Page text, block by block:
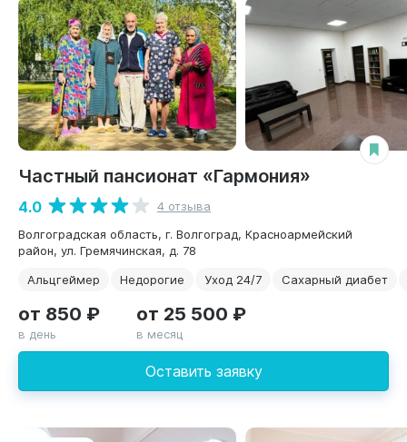
Частный пансионат «Гармония»
4.0
4 отзыва
Волгоградская область, г. Волгоград, Красноармейский
район, ул. Гремячинская, д. 78
Альцгеймер
Недорогие Уход 24/7 Сахарный диабет
Оставить заявку
от 850 ₽
в день
от 25 500 ₽
в месяц